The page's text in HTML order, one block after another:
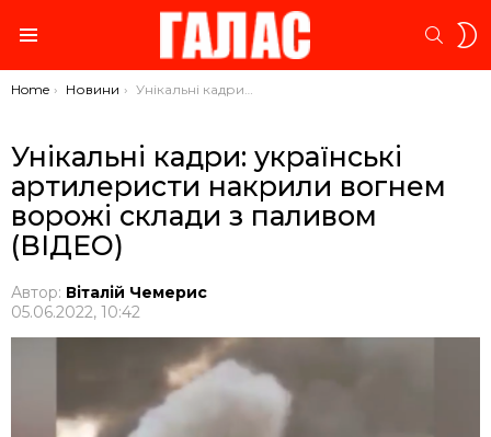
You are here:
Home Новини Унікальні кадри: українські артилеристи накрили вогнем ворожі склади з паливом (ВІДЕО)
Унікальні кадри: українські
артилеристи накрили вогнем
ворожі склади з паливом
(ВІДЕО)
Автор: Віталій Чемерис
05.06.2022, 10:42